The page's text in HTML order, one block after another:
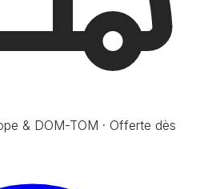
& DOM-TOM · Offerte dès